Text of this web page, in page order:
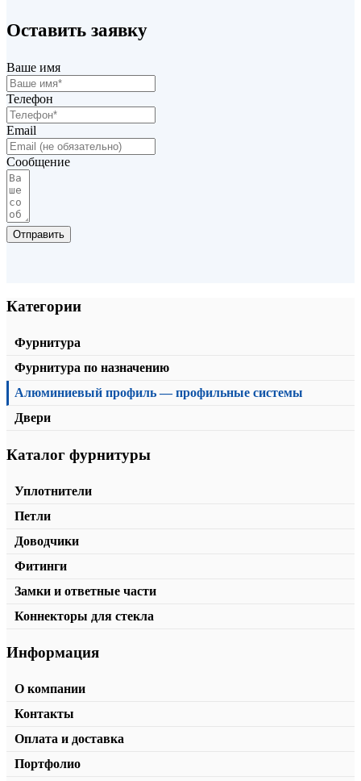
Г-образная декоративная крышка (накладка) T-102S 16mm
от1375,00₽ В корзину
Торцевая заглушка для T-40T
от115,00₽/шт.
info@profilsystem.ru
Оставить заявку
Ваше имя
Телефон
Email
Сообщение
Отправить
Категории
Фурнитура
Фурнитура по назначению
Алюминиевый профиль — профильные системы
Двери
Каталог фурнитуры
Уплотнители
Петли
Доводчики
Фитинги
Замки и ответные части
Коннекторы для стекла
Информация
О компании
Контакты
Оплата и доставка
Портфолио